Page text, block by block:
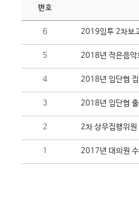
번호
6 2019임투 2차보
5 2018년 작은음악
4 2018년 임단협
3 2018년 임단협
2 2차 상무집행위원
1 2017년 대의원